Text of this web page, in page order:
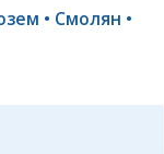
• Смолян •